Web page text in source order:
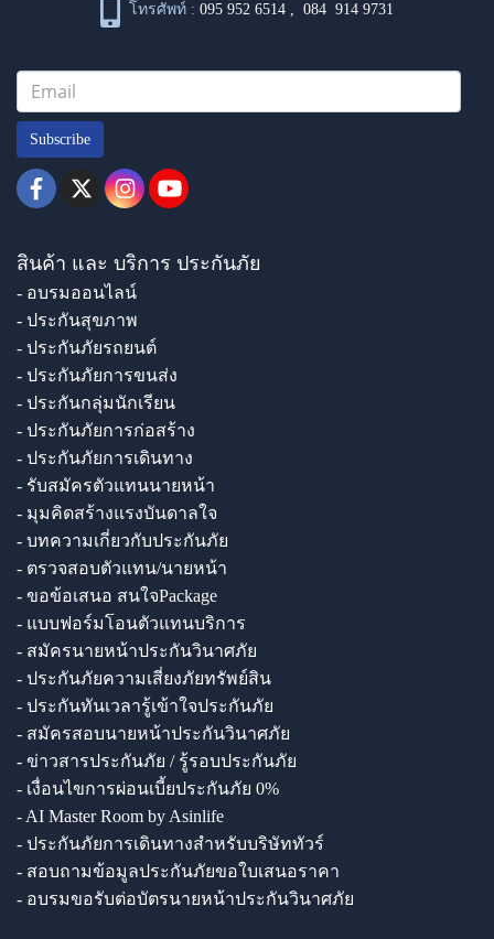
โทรศัพท์ : 095 952 6514 ,084 914 9731
Subscribe
สินค้า และ บริการ ประกันภัย
- อบรมออนไลน์
- ประกันสุขภาพ
- ประกันภัยรถยนต์
- ประกันภัยการขนส่ง
- ประกันกลุ่มนักเรียน
- ประกันภัยการก่อสร้าง
- ประกันภัยการเดินทาง
- รับสมัครตัวแทนนายหน้า
- มุมคิดสร้างแรงบันดาลใจ
- บทความเกี่ยวกับประกันภัย
- ตรวจสอบตัวแทน/นายหน้า
- ขอข้อเสนอ สนใจPackage
- แบบฟอร์มโอนตัวแทนบริการ
- สมัครนายหน้าประกันวินาศภัย
- ประกันภัยความเสี่ยงภัยทรัพย์สิน
- ประกันทันเวลารู้เข้าใจประกันภัย
- สมัครสอบนายหน้าประกันวินาศภัย
- ข่าวสารประกันภัย / รู้รอบประกันภัย
- เงื่อนไขการผ่อนเบี้ยประกันภัย 0%
- AI Master Room by Asinlife
- ประกันภัยการเดินทางสำหรับบริษัททัวร์
- สอบถามข้อมูลประกันภัยขอใบเสนอราคา
- อบรมขอรับต่อบัตรนายหน้าประกันวินาศภัย